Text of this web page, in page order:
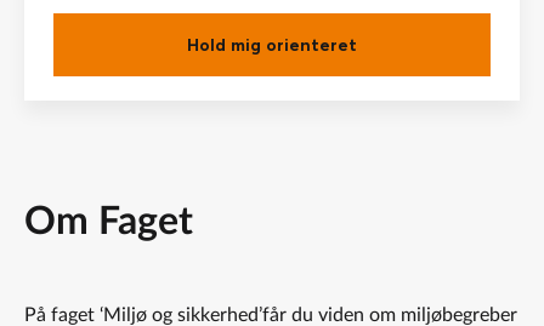
Om Faget
På faget ‘Miljø og sikkerhed’får du viden om miljøbegreber
Hold mig orienteret